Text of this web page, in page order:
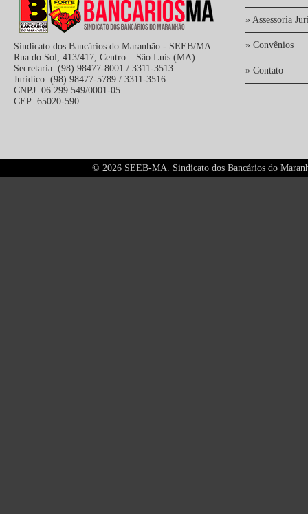
Sindicato dos Bancários do Maranhão - SEEB/MA
Rua do Sol, 413/417, Centro – São Luís (MA)
Secretaria: (98) 98477-8001 / 3311-3513
Jurídico: (98) 98477-5789 / 3311-3516
CNPJ: 06.299.549/0001-05
CEP: 65020-590
» Assessoria
» Convênios
» Contato
© 2026 SEEB-MA. Sindicato dos Bancários do